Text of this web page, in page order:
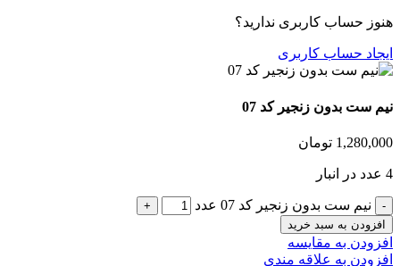
هنوز حساب کاربری ندارید؟
ایجاد حساب کاربری
نیم ست بدون زنجیر کد 07
1,280,000 تومان
4 عدد در انبار
نیم ست بدون زنجیر کد 07 عدد
افزودن به سبد خرید
افزودن به مقایسه
افزودن به علاقه مندی